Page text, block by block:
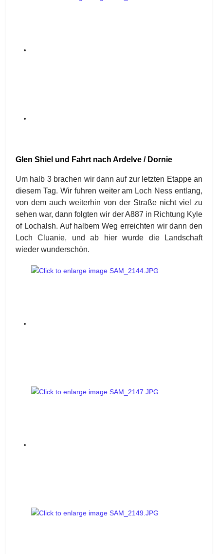
Glen Shiel und Fahrt nach Ardelve / Dornie
Um halb 3 brachen wir dann auf zur letzten Etappe an
diesem Tag. Wir fuhren weiter am Loch Ness entlang,
von dem auch weiterhin von der Straße nicht viel zu
sehen war, dann folgten wir der A887 in Richtung Kyle
of Lochalsh. Auf halbem Weg erreichten wir dann den
Loch Cluanie, und ab hier wurde die Landschaft
wieder wunderschön.